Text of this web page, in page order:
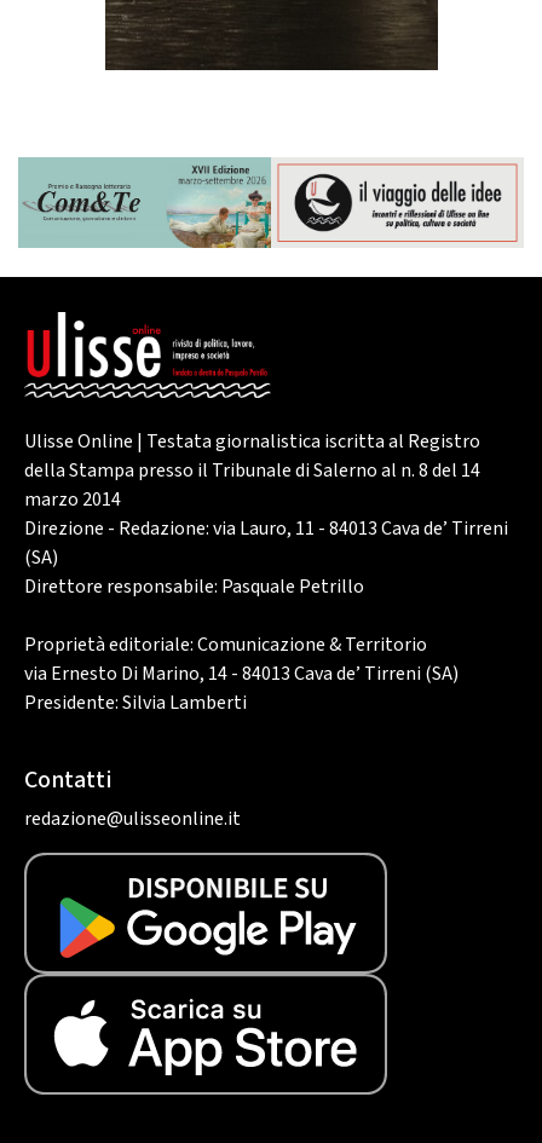
Ulisse Online | Testata giornalistica iscritta al Registro
della Stampa presso il Tribunale di Salerno al n. 8 del 14
marzo 2014
Direzione - Redazione: via Lauro, 11 - 84013 Cava de’ Tirreni
(SA)
Direttore responsabile: Pasquale Petrillo
Proprietà editoriale: Comunicazione & Territorio
via Ernesto Di Marino, 14 - 84013 Cava de’ Tirreni (SA)
Presidente: Silvia Lamberti
Contatti
redazione@ulisseonline.it